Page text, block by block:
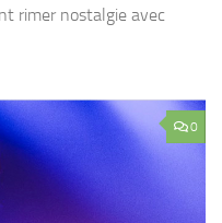
rimer nostalgie avec
0